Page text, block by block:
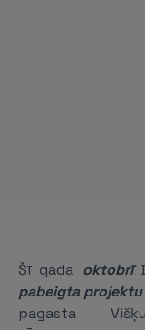
Šī gada oktobrī
pabeigta projektu
pagasta